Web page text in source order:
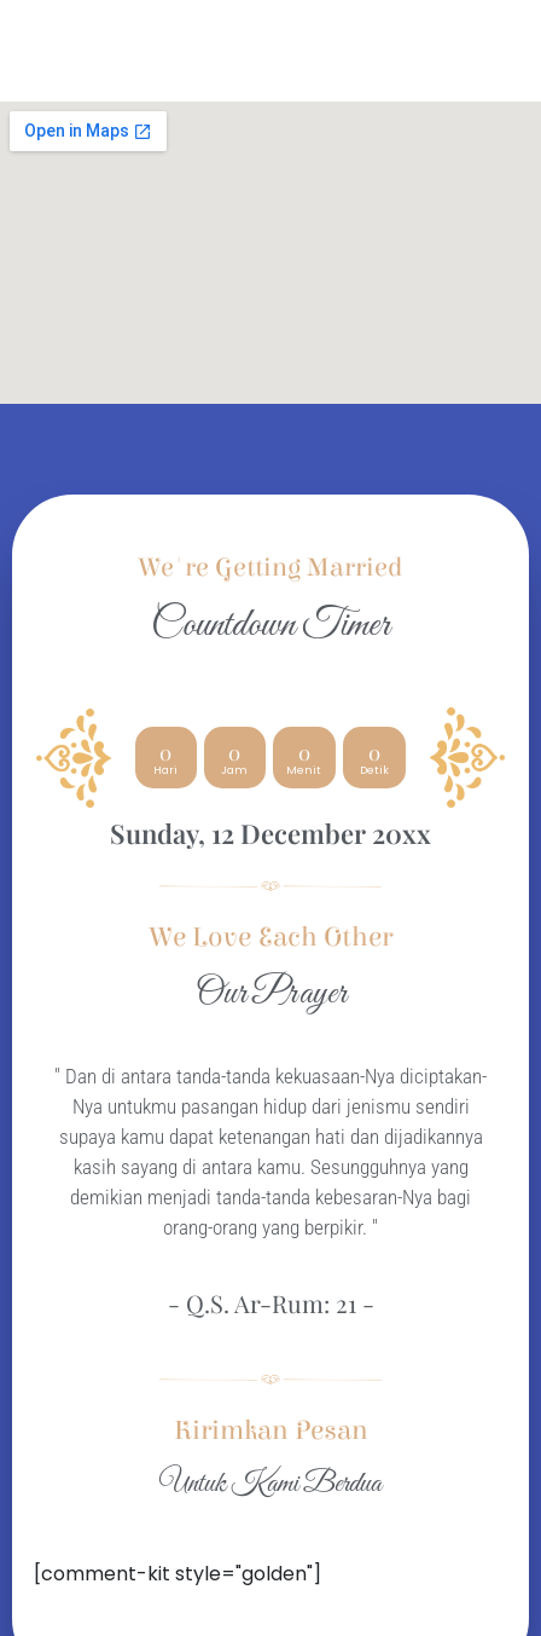
We're Getting Married
Countdown Timer
0
Hari
0
Jam
0
Menit
0
Detik
Sunday, 12 December 20xx
We Love Each Other
Our Prayer
" Dan di antara tanda-tanda kekuasaan-Nya diciptakan-
Nya untukmu pasangan hidup dari jenismu sendiri
supaya kamu dapat ketenangan hati dan dijadikannya
kasih sayang di antara kamu. Sesungguhnya yang
demikian menjadi tanda-tanda kebesaran-Nya bagi
orang-orang yang berpikir. "
- Q.S. Ar-Rum: 21 -
Kirimkan Pesan
Untuk Kami Berdua
[comment-kit style="golden"]